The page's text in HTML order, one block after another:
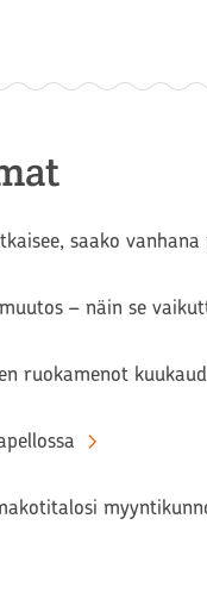
saako
– näin se
ruokamenot